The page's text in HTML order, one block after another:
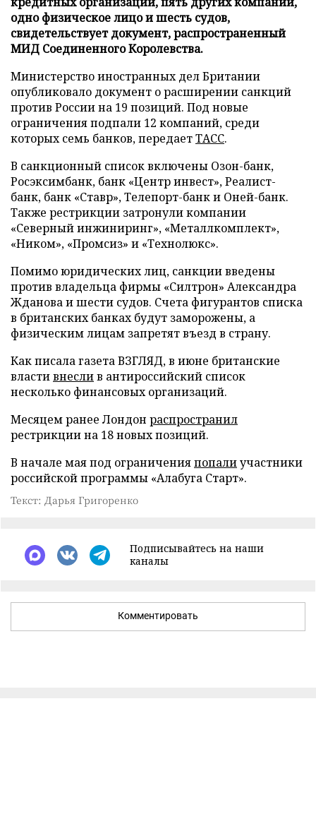
одно физическое лицо и шесть судов,
свидетельствует документ, распространенный
МИД Соединенного Королевства.
Министерство иностранных дел Британии
опубликовало документ о расширении санкций
против России на 19 позиций. Под новые
ограничения подпали 12 компаний, среди
которых семь банков, передаетТАСС.
В санкционный список включены Озон-банк,
Росэксимбанк, банк «Центр инвест», Реалист-
банк, банк «Ставр», Телепорт-банк и Оней-банк.
Также рестрикции затронули компании
«Северный инжиниринг», «Металлкомплект»,
«Ником», «Промсиз» и «Технолюкс».
Помимо юридических лиц, санкции введены
против владельца фирмы «Силтрон» Александра
Жданова и шести судов. Счета фигурантов списка
в британских банках будут заморожены, а
физическим лицам запретят въезд в страну.
Как писала газета ВЗГЛЯД, в июне британские
властивнеслив антироссийский список
несколько финансовых организаций.
Месяцем ранее Лондон распространил
рестрикции на 18 новых позиций.
В начале мая под ограниченияпопалиучастники
российской программы «Алабуга Старт».
Текст: Дарья Григоренко
Подписывайтесь на наши
каналы
Комментировать